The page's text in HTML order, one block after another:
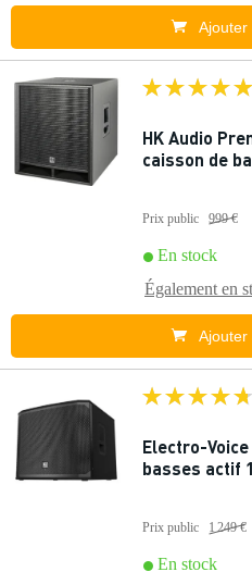
Ajouter
HK Audio
caisson de
Prix public 999 €
En stock
Également en
Ajouter
Electro-
basses actif
Prix public 1 249 €
En stock